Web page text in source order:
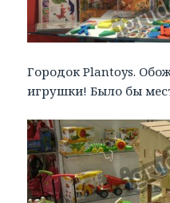
Городок Plantoys.
игрушки! Было бы